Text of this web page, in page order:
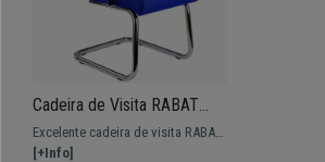
Cadeira de Visita RABAT
PANO, Encosto Médio,
Fabrico de Qualidade, Azul
Excelente cadeira de visita RABAT
PANO, Encosto médio, ideal para
[+Info]